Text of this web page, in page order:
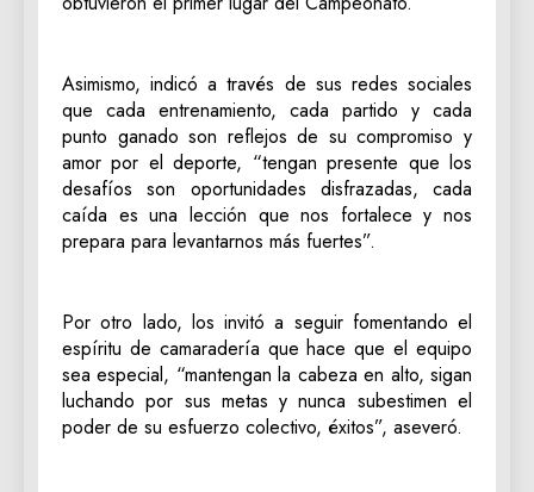
Asimismo, indicó a través de sus redes sociales
que cada entrenamiento, cada partido y cada
punto ganado son reflejos de su compromiso y
amor por el deporte, “tengan presente que los
desafíos son oportunidades disfrazadas, cada
caída es una lección que nos fortalece y nos
prepara para levantarnos más fuertes”.
Por otro lado, los invitó a seguir fomentando el
espíritu de camaradería que hace que el equipo
sea especial, “mantengan la cabeza en alto, sigan
luchando por sus metas y nunca subestimen el
poder de su esfuerzo colectivo, éxitos”, aseveró.